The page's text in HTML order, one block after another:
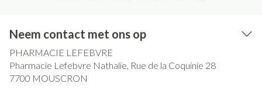
Neem contact met ons op
PHARMACIE LEFEBVRE
Pharmacie Lefebvre Nathalie, Rue de la Coquinie 28
7700 MOUSCRON